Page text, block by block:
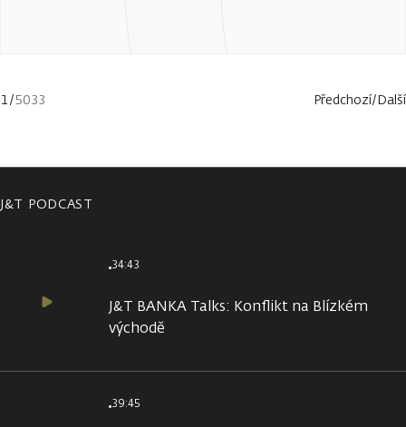
1/5033 Předchozí/Další
J&T PODCAST
J&T BANKA Talks: Konflikt na Blízkém
východě
34:43
39:45